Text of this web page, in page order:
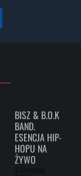
BISZ & B.O.K
BAND.
ESENCJA HIP-
HOPU NA
ŻYWO